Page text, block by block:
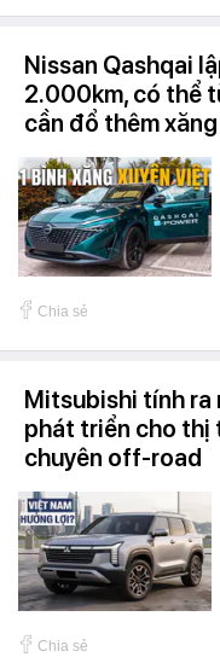
Nissan Qashqai
2.000km, có thể
cần đổ thêm xăng
Chia sẻ
Mitsubishi tính ra
phát triển cho thị
chuyên off-road
Chia sẻ